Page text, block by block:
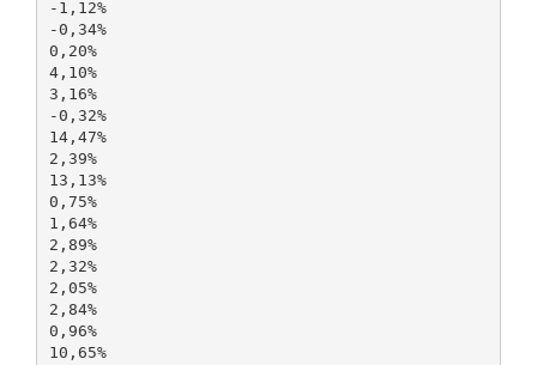
-1,12%
-0,34%
0,20%
4,10%
3,16%
-0,32%
14,47%
2,39%
13,13%
0,75%
1,64%
2,89%
2,32%
2,05%
2,84%
0,96%
10,65%